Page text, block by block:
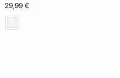
29,99 €